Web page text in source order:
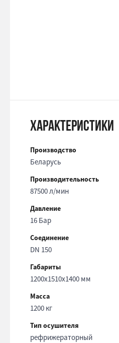
Характеристики
Производство
Беларусь
Производительность
87500 л/мин
Давление
16 Бар
Соединение
DN 150
Габариты
1200x1510x1400 мм
Масса
1200 кг
Тип осушителя
рефрижераторный